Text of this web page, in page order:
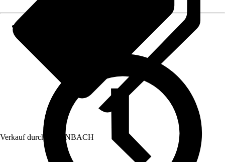
Verkauf durch: HORNBACH